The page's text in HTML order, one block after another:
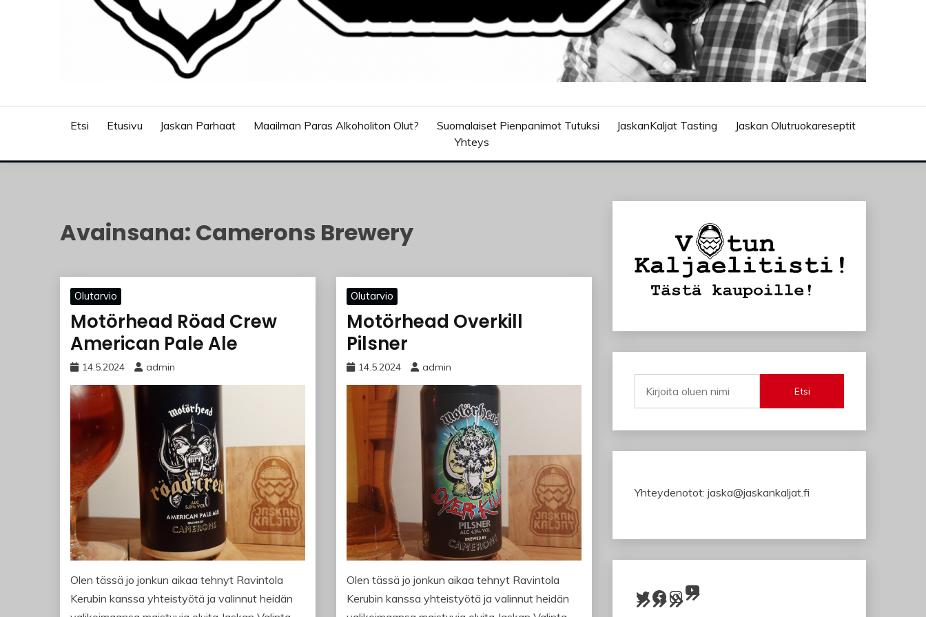
Etsi Etusivu Jaskan Parhaat Maailman Paras Alkoholiton Olut? Suomalaiset Pienpanimot Tutuksi JaskanKaljat Tasting
Jaskan Olutruokareseptit
Yhteys
Avainsana: Camerons Brewery
Olutarvio
Motörhead Röad Crew
American Pale Ale
14.5.2024 admin
Olen tässä jo jonkun aikaa tehnyt Ravintola
Kerubin kanssa yhteistyötä ja valinnut heidän
Olutarvio
Motörhead Overkill
Pilsner
14.5.2024 admin
Olen tässä jo jonkun aikaa tehnyt Ravintola
Kerubin kanssa yhteistyötä ja valinnut heidän
Etsi
Yhteydenotot: jaska@jaskankaljat.fi
Twitter Facebook InstagramYouTube